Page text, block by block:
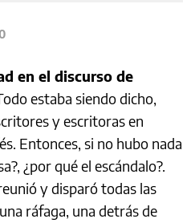
en el discurso de
estaba siendo dicho,
y escritoras en
Entonces, si no hubo nada
¿por qué el escándalo?.
y disparó todas las
ráfaga, una detrás de